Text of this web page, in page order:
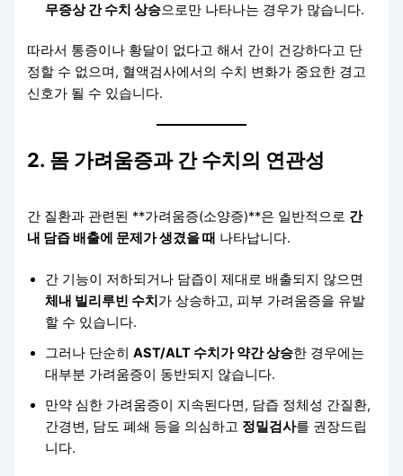
무증상 간 수치 상승으로만 나타나는 경우가 많습니다.
따라서 통증이나 황달이 없다고 해서 간이 건강하다고 단
정할 수 없으며, 혈액검사에서의 수치 변화가 중요한 경고
신호가 될 수 있습니다.
2. 몸 가려움증과 간 수치의 연관성
간 질환과 관련된 **가려움증(소양증)**은 일반적으로 간
내 담즙 배출에 문제가 생겼을 때 나타납니다.
간 기능이 저하되거나 담즙이 제대로 배출되지 않으면
체내 빌리루빈 수치가 상승하고, 피부 가려움증을 유발
할 수 있습니다.
그러나 단순히AST/ALT 수치가 약간 상승한 경우에는
대부분 가려움증이 동반되지 않습니다.
만약 심한 가려움증이 지속된다면, 담즙 정체성 간질환,
간경변, 담도 폐쇄 등을 의심하고 정밀검사를 권장드립
니다.